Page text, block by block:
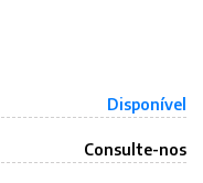
Disponível
Consulte-nos